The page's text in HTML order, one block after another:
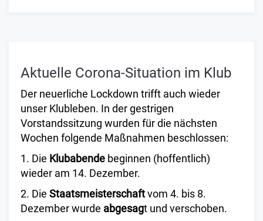
Aktuelle Corona-Situation im Klub
Der neuerliche Lockdown trifft auch wieder
unser Klubleben. In der gestrigen
Vorstandssitzung wurden für die nächsten
Wochen folgende Maßnahmen beschlossen:
1. Die Klubabende beginnen (hoffentlich)
wieder am 14. Dezember.
2. Die Staatsmeisterschaftvom 4. bis 8.
Dezember wurde abgesagt und verschoben.